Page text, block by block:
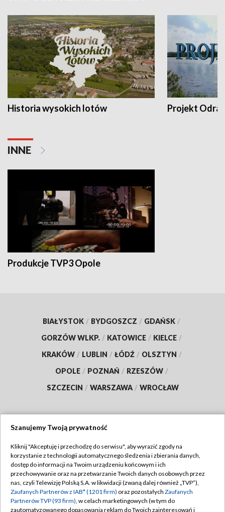
Historia wysokich lotów Projekt Odra
INNE
Produkcje TVP3 Opole
BIAŁYSTOK / BYDGOSZCZ / GDAŃSK /
GORZÓW WLKP. / KATOWICE / KIELCE /
KRAKÓW / LUBLIN / ŁÓDŹ / OLSZTYN /
OPOLE / POZNAŃ / RZESZÓW /
SZCZECIN / WARSZAWA / WROCŁAW
TVP
Abonament TVP
Emisja w TVP
Centrum informacji TVP
Regulamin TVP
Polityka prywatności
Moje zgody
Szanujemy Twoją prywatność
Kliknij "Akceptuję i przechodzę do serwisu", aby wyrazić zgody na
korzystanie z technologii automatycznego śledzenia i zbierania danych,
dostęp do informacji na Twoim urządzeniu końcowym i ich
przechowywanie oraz na przetwarzanie Twoich danych osobowych przez
nas, czyli Telewizję Polską S.A. w likwidacji (zwaną dalej również „TVP”),
Zaufanych Partnerów z IAB* (1201 firm) oraz pozostałych Zaufanych
Partnerów TVP (93 firm), w celach marketingowych (w tym do
zautomatyzowanego dopasowania reklam do Twoich zainteresowań i